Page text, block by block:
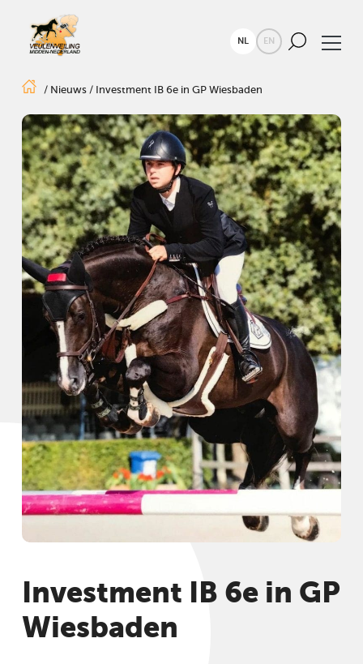
NL EN
/ Nieuws/ Investment IB 6e in GP Wiesbaden
Investment IB 6e in GP
Wiesbaden